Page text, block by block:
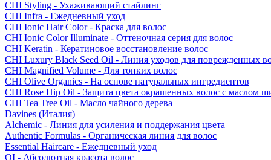
CHI Styling - Ухаживающий стайлинг
CHI Infra - Ежедневный уход
CHI Ionic Hair Color - Краска для волос
CHI Ionic Color Illuminate - Оттеночная серия для волос
CHI Keratin - Кератиновое восстановление волос
CHI Luxury Black Seed Oil - Линия уходов для поврежденных
CHI Magnified Volume - Для тонких волос
CHI Olive Organics - На основе натуральных ингредиентов
CHI Rose Hip Oil - Защита цвета окрашенных волос с маслом
CHI Tea Tree Oil - Масло чайного дерева
Davines (Италия)
Alchemic - Линия для усиления и поддержания цвета
Authentic Formulas - Органическая линия для волос
Essential Haircare - Eжедневный уход
OI - Абсолютная красота волос